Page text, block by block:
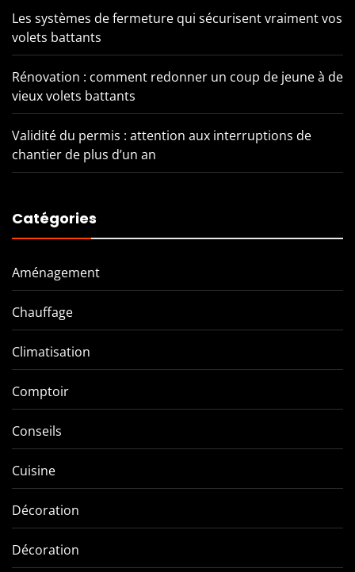
Les systèmes de fermeture qui sécurisent vraiment vos
volets battants
Rénovation : comment redonner un coup de jeune à de
vieux volets battants
Validité du permis : attention aux interruptions de
chantier de plus d’un an
Catégories
Aménagement
Chauffage
Climatisation
Comptoir
Conseils
Cuisine
Décoration
Décoration